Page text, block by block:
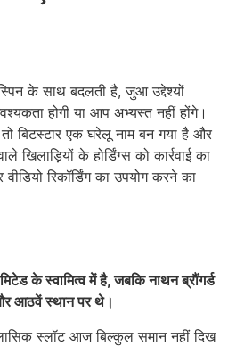
के साथ बदलती है, जुआ उद्देश्यों
होगी या आप अभ्यस्त नहीं होंगे।
बिटस्टार एक घरेलू नाम बन गया है और
खिलाड़ियों के होर्डिंग्स को कार्रवाई का
रिकॉर्डिंग का उपयोग करने का
के स्वामित्व में है, जबकि नाथन ब्रौंगर्ड
आठवें स्थान पर थे।
स्लॉट आज बिल्कुल समान नहीं दिख